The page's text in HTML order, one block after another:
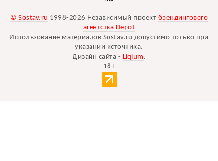
© Sostav.ru 1998-2026 Независимый проект брендингового
агентства Depot
Использование материалов Sostav.ru допустимо только при
указании источника.
Дизайн сайта - Liqium .
18+